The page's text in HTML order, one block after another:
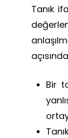
Tanık
Bir